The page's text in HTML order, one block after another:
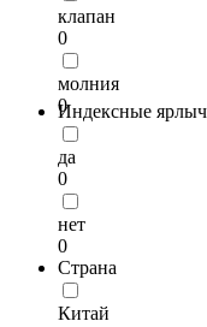
клапан
0
молния
0
Индексные
да
0
нет
0
Страна
Китай